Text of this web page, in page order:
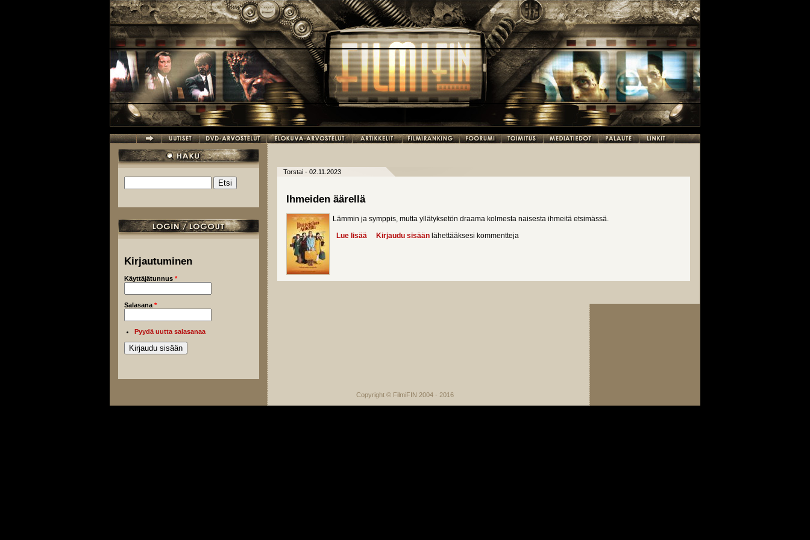
Hakulomake
Kirjautuminen
Käyttäjätunnus *
Salasana *
Pyydä uutta salasanaa
Torstai - 02.11.2023
Ihmeiden äärellä
Lämmin ja symppis, mutta yllätyksetön draama kolmesta naisesta ihmeitä etsimässä.
Lue lisää about Ihmeiden äärellä
Kirjaudu sisään lähettääksesi kommentteja
Copyright © FilmiFIN 2004 - 2016